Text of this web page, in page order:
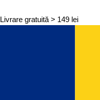
Livrare gratuită > 149 lei